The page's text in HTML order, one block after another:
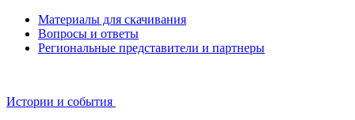
Материалы для скачивания
Вопросы и ответы
Региональные представители и партнеры
Истории и события